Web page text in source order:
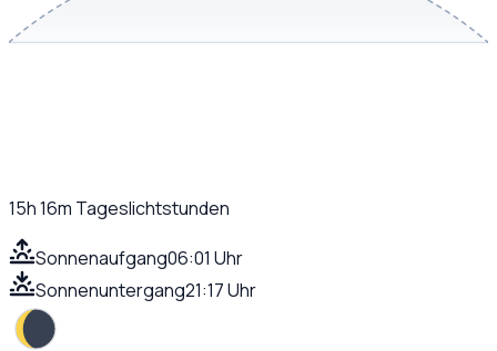
15h 16m Tageslichtstunden
Sonnenaufgang06:01 Uhr
Sonnenuntergang21:17 Uhr